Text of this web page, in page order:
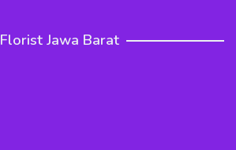
Florist Jawa Barat